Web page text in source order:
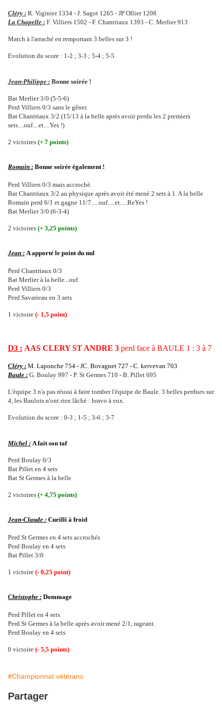
Cléry : R. Viginier 1334 - J. Sagot 1265 - JP Ollier 1208
La Chapelle : F. Villiers 1502 - F. Chantriaux 1393 - C. Merlier 913
Match à l'arraché en remportant 3 belles sur 3 !
Evolution du score : 1-2 ; 3-3 ; 5-4 ; 5-5
Jean-Philippe : Bonne soirée !
Bat Merlier 3/0 (5-5-6)
Perd Villiers 0/3 sans le gêner.
Bat Chantriaux 3/2 (15/13 à la belle après avoir perdu les 2 premiers
sets....ouf....et....Yes !)
2 victoires (+ 7 points)
Romain : Bonne soirée également !
Perd Villiers 0/3 mais accroché.
Bat Chantriaux 3/2 au physique après avoir été mené 2 sets à 1. A la belle
Romain perd 6/1 et gagne 11/7.....ouf.....et.....ReYes !
Bat Merlier 3/0 (6-3-4)
2 victoires (+ 3,25 points)
Jean : A apporté le point du nul
Perd Chantriaux 0/3
Bat Merlier à la belle...ouf
Perd Villiers 0/3
Perd Savarieau en 3 sets
1 victoire (- 1,5 point)
D3 : AAS CLERY ST ANDRE 3 perd face à BAULE 1 : 3 à 7
Cléry : M. Laponche 754 - JC. Bovagnet 727 - C. kervevan 703
Baule : G. Boulay 997 - P. St Germes 710 - B. Pillet 695
L'équipe 3 n'a pas réussi à faire tomber l'équipe de Baule. 3 belles perdues sur
4, les Baulois n'ont rien lâché : bravo à eux.
Evolution du score : 0-3 ; 1-5 ; 3-6 ; 3-7
Michel : A fait son taf
Perd Boulay 0/3
Bat Pillet en 4 sets
Bat St Germes à la belle
2 victoires (+ 4,75 points)
Jean-Claude : Cueilli à froid
Perd St Germes en 4 sets accrochés
Perd Boulay en 4 sets
Bat Pillet 3/0
1 victoire (- 0,25 point)
Christophe : Dommage
Perd Pillet en 4 sets.
Perd St Germes à la belle après avoir mené 2/1, rageant.
Perd Boulay en 4 sets
0 victoire (- 5,5 points)
#Championnat vétérans
Partager